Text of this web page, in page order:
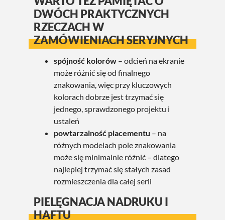
DWÓCH PRAKTYCZNYCH
RZECZACH W
ZAMÓWIENIACH SERYJNYCH
spójność kolorów – odcień na ekranie
może różnić się od finalnego
znakowania, więc przy kluczowych
kolorach dobrze jest trzymać się
jednego, sprawdzonego projektu i
ustaleń
powtarzalność placementu – na
różnych modelach pole znakowania
może się minimalnie różnić – dlatego
najlepiej trzymać się stałych zasad
rozmieszczenia dla całej serii
PIELĘGNACJA NADRUKU I
HAFTU